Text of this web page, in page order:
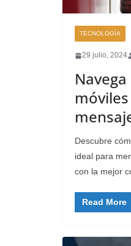
TECNOLOGÍA
29 julio, 2024
Descubre
ideal para
con la mejor
Read More